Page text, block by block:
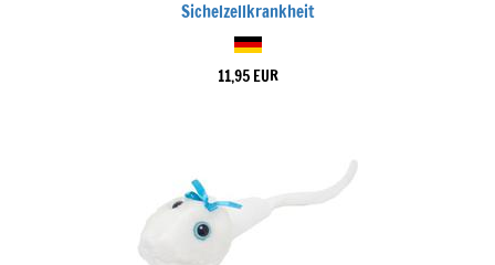
Sichelzellkrankheit
11,95 EUR